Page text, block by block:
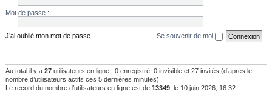
Mot de passe :
J’ai oublié mon mot de passe Se souvenir de moi
Au total il y a 27 utilisateurs en ligne : 0 enregistré, 0 invisible et 27 invités (d’après le
nombre d’utilisateurs actifs ces 5 dernières minutes)
Le record du nombre d’utilisateurs en ligne est de 13349 , le 10 juin 2026, 16:32